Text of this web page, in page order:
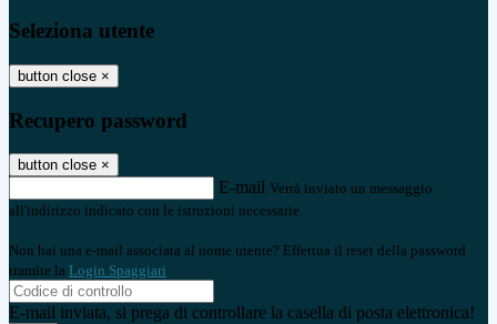
Seleziona utente
button close ×
Recupero password
button close ×
E-mail Verrà inviato un messaggio
all'indirizzo indicato con le istruzioni necessarie.
Non hai una e-mail associata al nome utente? Effettua il reset della password
tramite la Login Spaggiari
E-mail inviata, si prega di controllare la casella di posta elettronica!